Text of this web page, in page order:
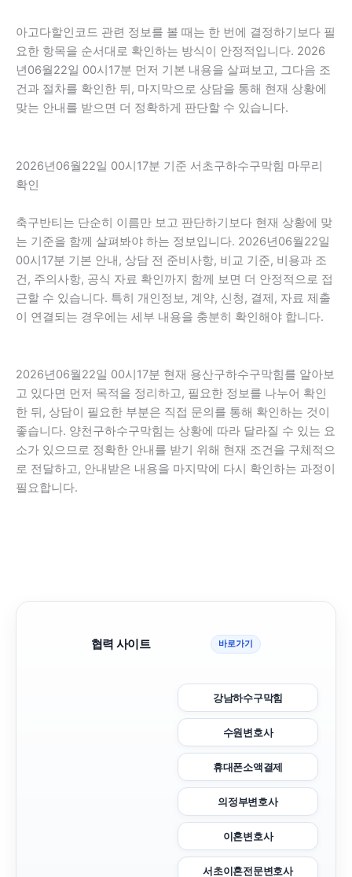
아고다할인코드 관련 정보를 볼 때는 한 번에 결정하기보다 필
요한 항목을 순서대로 확인하는 방식이 안정적입니다. 2026
년06월22일 00시17분 먼저 기본 내용을 살펴보고, 그다음 조
건과 절차를 확인한 뒤, 마지막으로 상담을 통해 현재 상황에
맞는 안내를 받으면 더 정확하게 판단할 수 있습니다.
2026년06월22일 00시17분 기준 서초구하수구막힘 마무리
확인
축구반티는 단순히 이름만 보고 판단하기보다 현재 상황에 맞
는 기준을 함께 살펴봐야 하는 정보입니다. 2026년06월22일
00시17분 기본 안내, 상담 전 준비사항, 비교 기준, 비용과 조
건, 주의사항, 공식 자료 확인까지 함께 보면 더 안정적으로 접
근할 수 있습니다. 특히 개인정보, 계약, 신청, 결제, 자료 제출
이 연결되는 경우에는 세부 내용을 충분히 확인해야 합니다.
2026년06월22일 00시17분 현재 용산구하수구막힘를 알아보
고 있다면 먼저 목적을 정리하고, 필요한 정보를 나누어 확인
한 뒤, 상담이 필요한 부분은 직접 문의를 통해 확인하는 것이
좋습니다. 양천구하수구막힘는 상황에 따라 달라질 수 있는 요
소가 있으므로 정확한 안내를 받기 위해 현재 조건을 구체적으
로 전달하고, 안내받은 내용을 마지막에 다시 확인하는 과정이
필요합니다.
협력 사이트 바로가기
강남하수구막힘
수원변호사
휴대폰소액결제
의정부변호사
이혼변호사
서초이혼전문변호사